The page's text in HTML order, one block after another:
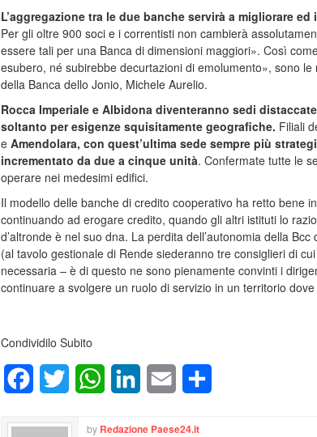
L’aggregazione tra le due banche servirà a migliorare
Per gli oltre 900 soci e i correntisti non cambierà
essere tali per una Banca di dimensioni maggiori». Così
esubero, né subirebbe decurtazioni di emolumento», sono
della Banca dello Jonio, Michele Aurelio.
Rocca Imperiale e Albidona diventeranno sedi
soltanto per esigenze squisitamente geografiche. Filiali
e Amendolara, con quest’ultima sede sempre più
incrementato da due a cinque unità. Confermate tutte le
operare nei medesimi edifici.
Il modello delle banche di credito cooperativo ha retto bene
continuando ad erogare credito, quando gli altri istituti lo
d’altronde è nel suo dna. La perdita dell’autonomia della Bcc
(al tavolo gestionale di Rende siederanno tre consiglieri di
necessaria – è di questo ne sono pienamente convinti i
continuare a svolgere un ruolo di servizio in un territorio
Condividilo Subito
FacebookTwitter WhatsAppLinkedInEmail
by Redazione Paese24.it